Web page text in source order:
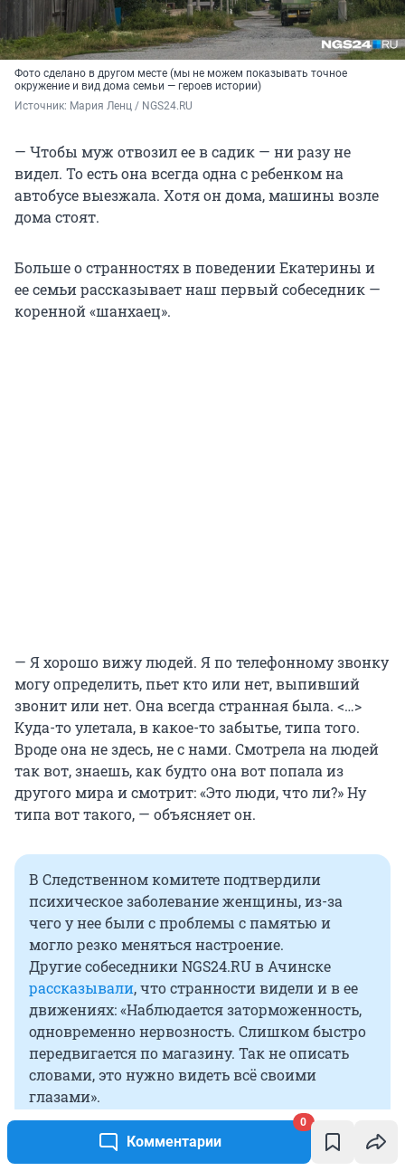
Комментарии
0
Фото сделано в другом месте (мы не можем показывать точное
окружение и вид дома семьи — героев истории)
Источник: Мария Ленц / NGS24.RU
— Чтобы муж отвозил ее в садик — ни разу не
видел. То есть она всегда одна с ребенком на
автобусе выезжала. Хотя он дома, машины возле
дома стоят.
Больше о странностях в поведении Екатерины и
ее семьи рассказывает наш первый собеседник —
коренной «шанхаец».
— Я хорошо вижу людей. Я по телефонному звонку
могу определить, пьет кто или нет, выпивший
звонит или нет. Она всегда странная была. <…>
Куда-то улетала, в какое-то забытье, типа того.
Вроде она не здесь, не с нами. Смотрела на людей
так вот, знаешь, как будто она вот попала из
другого мира и смотрит: «Это люди, что ли?» Ну
типа вот такого, — объясняет он.
В Следственном комитете подтвердили
психическое заболевание женщины, из-за
чего у нее были с проблемы с памятью и
могло резко меняться настроение.
Другие собеседники NGS24.RU в Ачинске
рассказывали, что странности видели и в ее
движениях: «Наблюдается заторможенность,
одновременно нервозность. Слишком быстро
передвигается по магазину. Так не описать
словами, это нужно видеть всё своими
глазами».
При этом Екатерина следила за дочкой,